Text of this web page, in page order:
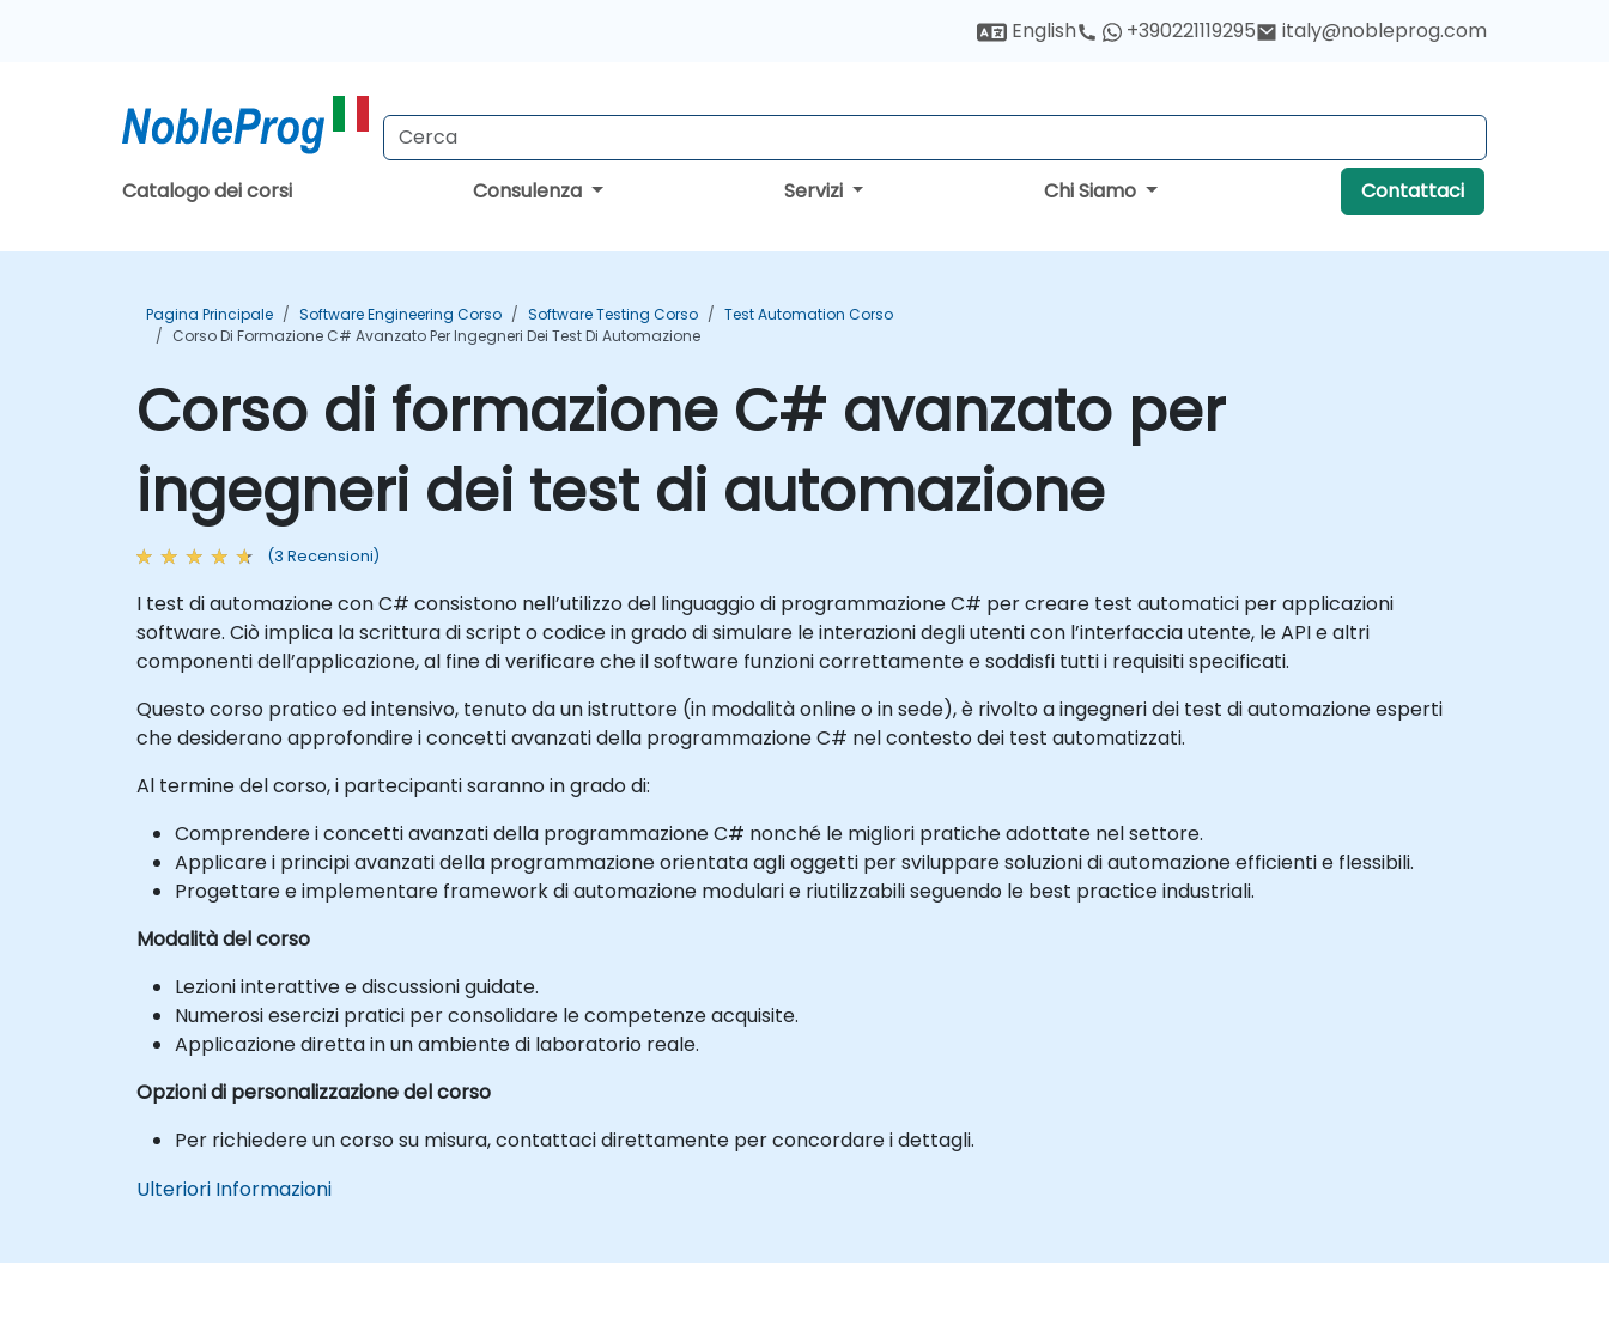
English +390221119295 italy@nobleprog.com
Catalogo dei corsi Consulenza Servizi Chi Siamo Contattaci
Pagina Principale Software Engineering Corso Software Testing Corso
Test Automation Corso
Corso Di Formazione C# Avanzato Per Ingegneri Dei Test Di Automazione
Corso di formazione C# avanzato per
ingegneri dei test di automazione
(3 Recensioni)
I test di automazione con C# consistono nell’utilizzo del linguaggio di programmazione C# per creare test automatici per applicazioni
software. Ciò implica la scrittura di script o codice in grado di simulare le interazioni degli utenti con l’interfaccia utente, le API e altri
componenti dell’applicazione, al fine di verificare che il software funzioni correttamente e soddisfi tutti i requisiti specificati.
Questo corso pratico ed intensivo, tenuto da un istruttore (in modalità online o in sede), è rivolto a ingegneri dei test di automazione esperti
che desiderano approfondire i concetti avanzati della programmazione C# nel contesto dei test automatizzati.
Al termine del corso, i partecipanti saranno in grado di:
Comprendere i concetti avanzati della programmazione C# nonché le migliori pratiche adottate nel settore.
Applicare i principi avanzati della programmazione orientata agli oggetti per sviluppare soluzioni di automazione efficienti e flessibili.
Progettare e implementare framework di automazione modulari e riutilizzabili seguendo le best practice industriali.
Modalità del corso
Lezioni interattive e discussioni guidate.
Numerosi esercizi pratici per consolidare le competenze acquisite.
Applicazione diretta in un ambiente di laboratorio reale.
Opzioni di personalizzazione del corso
Per richiedere un corso su misura, contattaci direttamente per concordare i dettagli.
Ulteriori Informazioni